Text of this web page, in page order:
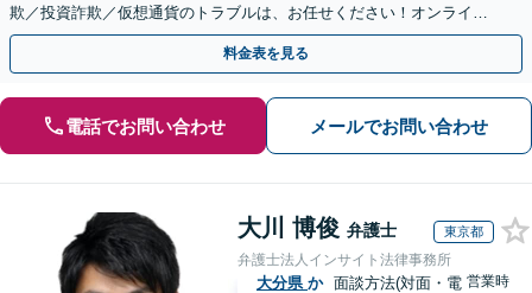
欺／投資詐欺／仮想通貨のトラブルは、お任せください！オンライン
のみで解決も可能！
料金表を見る
電話でお問い合わせ メールでお問い合わせ
大川 博俊 弁護士 東京都
弁護士法人インサイト法律事務所
大分県 か 面談方法(対面・電 営業時